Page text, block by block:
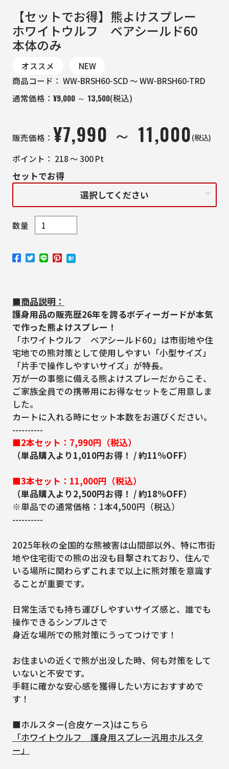
【セットでお得】熊よけスプレー
ホワイトウルフ ベアシールド60
本体のみ
オススメ
NEW
商品コード： WW-BRSH60-SCD ～ WW-BRSH60-TRD
通常価格： ¥9,000 ～ 13,500(税込)
販売価格： ¥7,990 ～ 11,000(税込)
ポイント： 218 ～ 300Pt
セットでお得
選択してください
数量
■商品説明：
護身用品の販売歴26年を誇るボディーガードが本気
で作った熊よけスプレー！
「ホワイトウルフ ベアシールド60」は市街地や住
宅地での熊対策として使用しやすい「小型サイズ」
「片手で操作しやすいサイズ」が特長。
万が一の事態に備える熊よけスプレーだからこそ、
ご家族全員での携帯用にお得なセットをご用意しま
した。
カートに入れる時にセット本数をお選びください。
----------
■2本セット：7,990円（税込）
（単品購入より1,010円お得！ / 約11%OFF）
■3本セット：11,000円（税込）
（単品購入より2,500円お得！ / 約18%OFF）
※単品での通常価格：1本4,500円（税込）
----------
2025年秋の全国的な熊被害は山間部以外、特に市街
地や住宅街での熊の出没も目撃されており、住んで
いる場所に関わらずこれまで以上に熊対策を意識す
ることが重要です。
日常生活でも持ち運びしやすいサイズ感と、誰でも
操作できるシンプルさで
身近な場所での熊対策にうってつけです！
お住まいの近くで熊が出没した時、何も対策をして
いないと不安です。
手軽に確かな安心感を獲得したい方におすすめで
す！
■ホルスター(合皮ケース)はこちら
「ホワイトウルフ 護身用スプレー汎用ホルスタ
ー」